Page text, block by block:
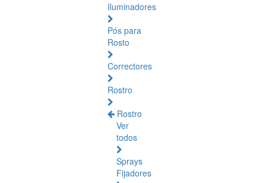
Iluminadores
Pós para
Rosto
Correctores
Rostro
Rostro
Ver
todos
Sprays
Fijadores